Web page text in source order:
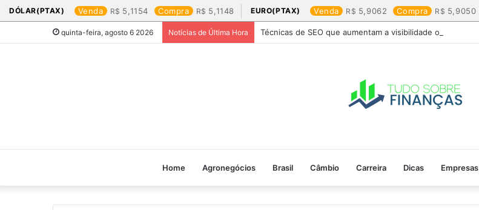
DÓLAR(PTAX) Venda 5,1154 Compra 5,1148 EURO(PTAX) Venda 5,9062 Compra 5,9050
quinta-feira, agosto 6 2026 Notícias de Última Hora Técnicas de SEO que aumentam a visibilidade online
Home Agronegócios Brasil Câmbio Carreira Dicas Empresas